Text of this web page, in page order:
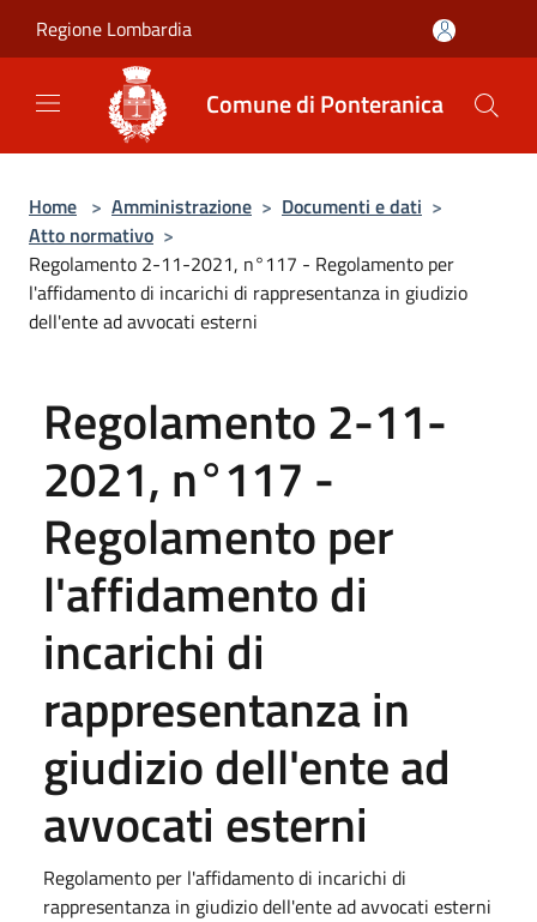
Regione Lombardia
Comune di Ponteranica
Home > Amministrazione > Documenti e dati >
Atto normativo >
Regolamento 2-11-2021, n°117 - Regolamento per
l'affidamento di incarichi di rappresentanza in giudizio
dell'ente ad avvocati esterni
Regolamento 2-11-
2021, n°117 -
Regolamento per
l'affidamento di
incarichi di
rappresentanza in
giudizio dell'ente ad
avvocati esterni
Regolamento per l'affidamento di incarichi di
rappresentanza in giudizio dell'ente ad avvocati esterni